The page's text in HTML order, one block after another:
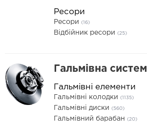
Ресори
Ресори (16)
Відбійник ресори (25)
Гальмівна
Гальмівні елементи
Гальмівні колодки (1135)
Гальмівні диски (560)
Гальмівний барабан (20)